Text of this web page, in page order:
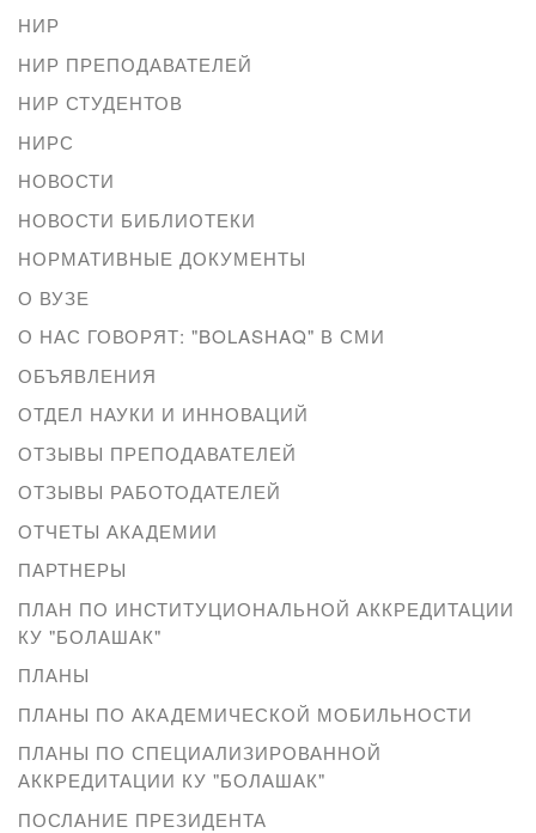
НИР
НИР ПРЕПОДАВАТЕЛЕЙ
НИР СТУДЕНТОВ
НИРС
НОВОСТИ
НОВОСТИ БИБЛИОТЕКИ
НОРМАТИВНЫЕ ДОКУМЕНТЫ
О ВУЗЕ
О НАС ГОВОРЯТ: "BOLASHAQ" В СМИ
ОБЪЯВЛЕНИЯ
ОТДЕЛ НАУКИ И ИННОВАЦИЙ
ОТЗЫВЫ ПРЕПОДАВАТЕЛЕЙ
ОТЗЫВЫ РАБОТОДАТЕЛЕЙ
ОТЧЕТЫ АКАДЕМИИ
ПАРТНЕРЫ
ПЛАН ПО ИНСТИТУЦИОНАЛЬНОЙ АККРЕДИТАЦИИ
КУ "БОЛАШАК"
ПЛАНЫ
ПЛАНЫ ПО АКАДЕМИЧЕСКОЙ МОБИЛЬНОСТИ
ПЛАНЫ ПО СПЕЦИАЛИЗИРОВАННОЙ
АККРЕДИТАЦИИ КУ "БОЛАШАК"
ПОСЛАНИЕ ПРЕЗИДЕНТА